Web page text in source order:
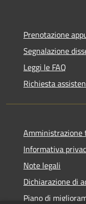
Prenotazione
Segnalazione
Leggi le FAQ
Richiesta
Amministrazione
Informativa
Note legali
Dichiarazione di
Piano di